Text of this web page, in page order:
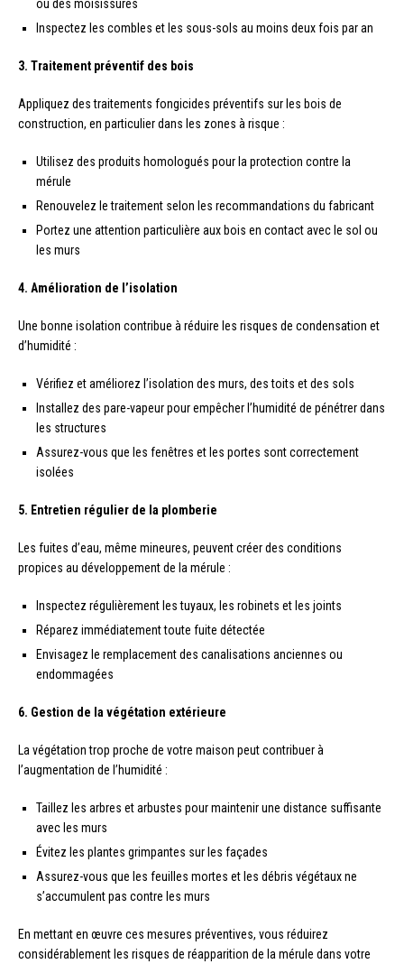
ou des moisissures
Inspectez les combles et les sous-sols au moins deux fois par an
3. Traitement préventif des bois
Appliquez des traitements fongicides préventifs sur les bois de
construction, en particulier dans les zones à risque :
Utilisez des produits homologués pour la protection contre la
mérule
Renouvelez le traitement selon les recommandations du fabricant
Portez une attention particulière aux bois en contact avec le sol ou
les murs
4. Amélioration de l’isolation
Une bonne isolation contribue à réduire les risques de condensation et
d’humidité :
Vérifiez et améliorez l’isolation des murs, des toits et des sols
Installez des pare-vapeur pour empêcher l’humidité de pénétrer dans
les structures
Assurez-vous que les fenêtres et les portes sont correctement
isolées
5. Entretien régulier de la plomberie
Les fuites d’eau, même mineures, peuvent créer des conditions
propices au développement de la mérule :
Inspectez régulièrement les tuyaux, les robinets et les joints
Réparez immédiatement toute fuite détectée
Envisagez le remplacement des canalisations anciennes ou
endommagées
6. Gestion de la végétation extérieure
La végétation trop proche de votre maison peut contribuer à
l’augmentation de l’humidité :
Taillez les arbres et arbustes pour maintenir une distance suffisante
avec les murs
Évitez les plantes grimpantes sur les façades
Assurez-vous que les feuilles mortes et les débris végétaux ne
s’accumulent pas contre les murs
En mettant en œuvre ces mesures préventives, vous réduirez
considérablement les risques de réapparition de la mérule dans votre